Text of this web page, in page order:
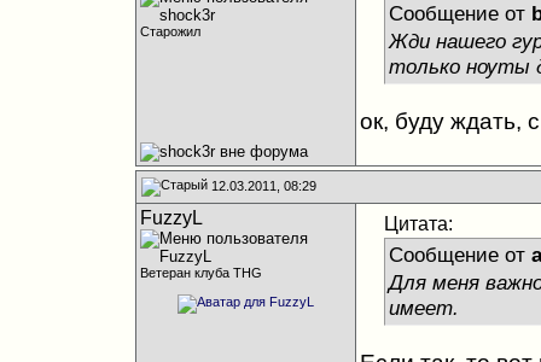
Старожил
Сообщение от
Жди нашего
только ноуты
ок, буду ждать,
12.03.2011, 08:29
FuzzyL
Ветеран клуба THG
Цитата:
Сообщение от
Для меня
имеет.